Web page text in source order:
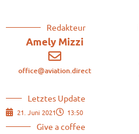
Redakteur
Amely Mizzi
office@aviation.direct
Letztes Update
21. Juni 2021 13:50
Give a coffee